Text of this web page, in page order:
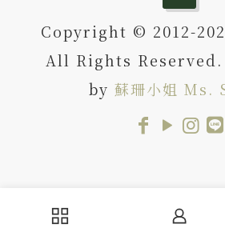
Copyright © 2012-
All Rights
by 蘇珊小姐 Ms.